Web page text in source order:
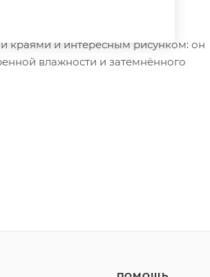
краями и интересным рисунком: он
влажности и затемнённого